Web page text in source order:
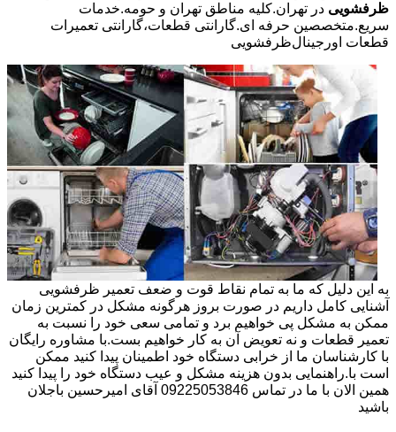
ظرفشویی در تهران.کلیه مناطق تهران و حومه.خدمات
سریع.متخصصین حرفه ای.گارانتی قطعات،گارانتی تعمیرات
قطعات اورجینالظرفشویی
به این دلیل که ما به تمام نقاط قوت و ضعف تعمیر ظرفشویی
آشنایی کامل داریم در صورت بروز هرگونه مشکل در کمترین زمان
ممکن به مشکل پی خواهیم برد و تمامی سعی خود را نسبت به
تعمیر قطعات و نه تعویض آن به کار خواهیم بست.با مشاوره رایگان
با کارشناسان ما از خرابی دستگاه خود اطمینان پیدا کنید ممکن
است با.راهنمایی بدون هزینه مشکل و عیب دستگاه خود را پیدا کنید
همین الان با ما در تماس 09225053846 آقای امیرحسین باجلان
باشید